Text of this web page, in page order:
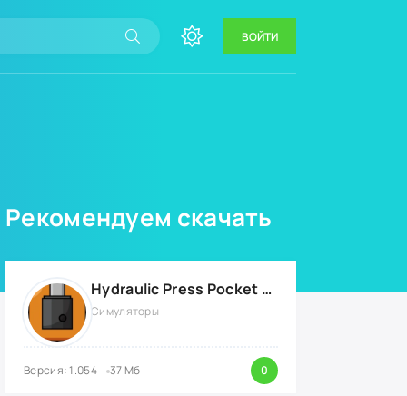
ВОЙТИ
Рекомендуем скачать
Hydraulic Press Pocket {ВЗЛОМ: бесконечные деньги}
Симуляторы
Версия: 1.054 37 Мб 0